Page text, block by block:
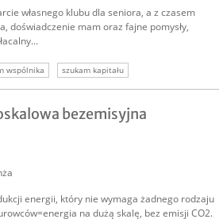
własnego klubu dla seniora, a z czasem
doświadczenie mam oraz fajne pomysły,
wspólnika szukam kapitału
bezemisyjna
energii, który nie wymaga żadnego rodzaju
na dużą skalę, bez emisji CO2.